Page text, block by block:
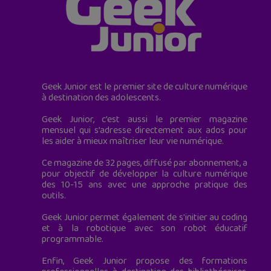
Geek Junior est le premier site de culture numérique
à destination des adolescents.
Geek Junior, c’est aussi le premier magazine
mensuel qui s’adresse directement aux ados pour
les aider à mieux maîtriser leur vie numérique.
Ce magazine de 32 pages, diffusé par abonnement, a
pour objectif de développer la culture numérique
des 10-15 ans avec une approche pratique des
outils.
Geek Junior permet également de s'initier au coding
et à la robotique avec son robot éducatif
programmable.
Enfin, Geek Junior propose des formations